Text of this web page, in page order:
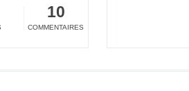
10
COMMENTAIRES